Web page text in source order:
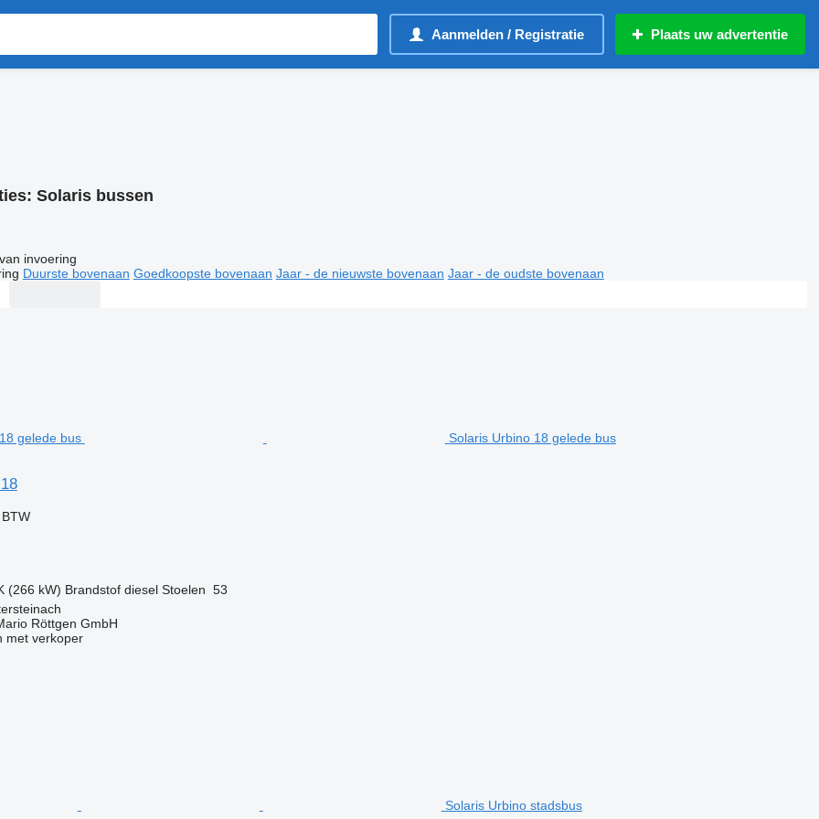
Aanmelden / Registratie Plaats uw advertentie
Solaris bussen
invoering
Duurste bovenaan Goedkoopste bovenaan Jaar - de nieuwste bovenaan Jaar - de oudste bovenaan
Solaris Urbino 18 gelede bus
(266 kW) Brandstof diesel Stoelen 53
Röttgen GmbH
met verkoper
Solaris Urbino stadsbus